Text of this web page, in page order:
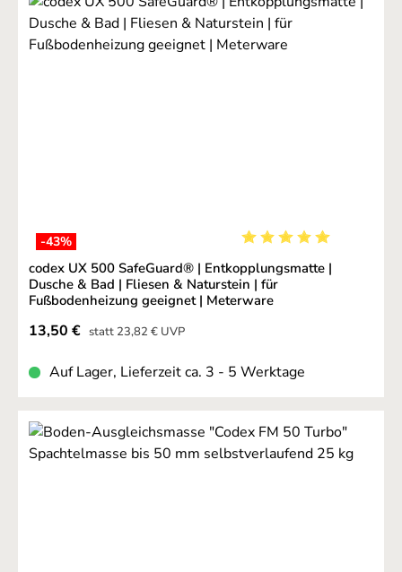
-43%
Durchschnittliche
codex UX 500 SafeGuard® | Entkopplungsmatte |
Dusche & Bad | Fliesen & Naturstein | für
Fußbodenheizung geeignet | Meterware
Verkaufspreis:
13,50 € statt Regulärer Preis:
23,82 € UVP
Auf Lager, Lieferzeit ca. 3 - 5 Werktage